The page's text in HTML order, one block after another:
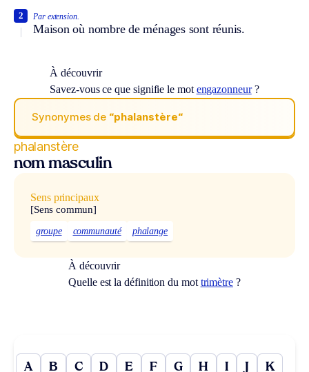
Par extension.
Maison où nombre de ménages sont réunis.
2
À découvrir
Savez-vous ce que signifie le mot engazonneur?
Synonymes de “phalanstère“
phalanstère
nom masculin
Sens principaux
[Sens commun]
groupe communauté phalange
À découvrir
Quelle est la définition du mot trimètre?
A B C D E F G H I J K